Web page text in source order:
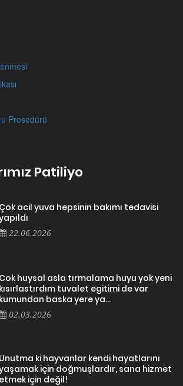
Prosedürü
Patiliyo
Çok acil yuva hepsinin bakımı tedavisi
22.06.2026
Cok huysal asla tırmalama huyu yok yeni
kısırlastırdım tuvalet egitimi de var
kumundan baska yere ya...
02.03.2026
Unutma ki hayvanlar kendi hayatlarını
için doğmuşlardır, sana hizmet
etmek için değil!